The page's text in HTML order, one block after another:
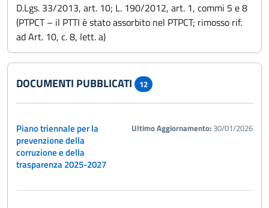
D.Lgs. 33/2013, art. 10; L. 190/2012, art. 1, commi 5 e 8
(PTPCT – il PTTI è stato assorbito nel PTPCT; rimosso rif.
ad Art. 10, c. 8, lett. a)
DOCUMENTI PUBBLICATI 12
Piano triennale per la
prevenzione della
corruzione e della
trasparenza 2025-2027
Ultimo Aggiornamento: 30/01/2026